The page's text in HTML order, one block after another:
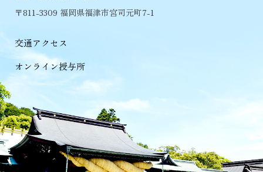
〒811-3309 福岡県福津市宮司元町7-1
交通アクセス
オンライン授与所